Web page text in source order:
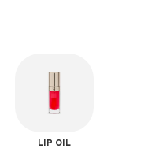
LIP OIL